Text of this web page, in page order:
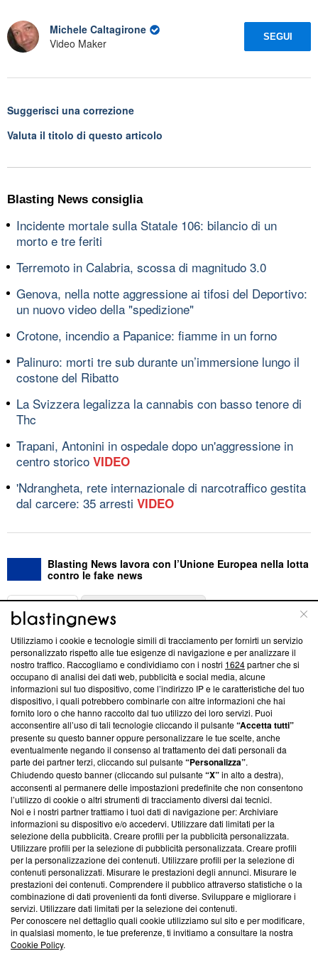
Michele Caltagirone
Video Maker
SEGUI
Suggerisci una correzione
Valuta il titolo di questo articolo
Blasting News consiglia
Incidente mortale sulla Statale 106: bilancio di un
morto e tre feriti
Terremoto in Calabria, scossa di magnitudo 3.0
Genova, nella notte aggressione ai tifosi del Deportivo:
un nuovo video della "spedizione"
Crotone, incendio a Papanice: fiamme in un forno
Palinuro: morti tre sub durante un’immersione lungo il
costone del Ribatto
La Svizzera legalizza la cannabis con basso tenore di
Thc
Trapani, Antonini in ospedale dopo un'aggressione in
centro storico VIDEO
'Ndrangheta, rete internazionale di narcotraffico gestita
dal carcere: 35 arresti VIDEO
Blasting News lavora con l’Unione Europea nella lotta
contro le fake news
ABOUT
Questa sezione offre informazioni trasparenti su Blasting
News, sui nostri processi editoriali e su come ci impegniamo a
creare news di qualità. Inoltre, afferma la nostra aderenza a
‘Trust Project - News with Integrity’Blasting News non è
ancora membro del programma, ma ha richiesto di farne
parte; Trust Project non ha ancora effettuato una verifica di
conformità agli standard.
Su di noi
Team editoriale
Corporate
Redazione
Informativa Privacy
Cookie Policy
Blasting SA, IDI CHE-247.845.224, Via Carlo Frasca, 3 - 6900
Lugano (Svizzera) Tel:+39 0690258937
Utilizziamo i cookie e tecnologie simili di tracciamento per fornirti un servizio
personalizzato rispetto alle tue esigenze di navigazione e per analizzare il
nostro traffico. Raccogliamo e condividiamo con i nostri 1624partner che si
occupano di analisi dei dati web, pubblicità e social media, alcune
informazioni sul tuo dispositivo, come l’indirizzo IP e le caratteristiche del tuo
dispositivo, i quali potrebbero combinarle con altre informazioni che hai
fornito loro o che hanno raccolto dal tuo utilizzo dei loro servizi. Puoi
acconsentire all’uso di tali tecnologie cliccando il pulsante“Accetta tutti”
presente su questo banner oppure personalizzare le tue scelte, anche
eventualmente negando il consenso al trattamento dei dati personali da
parte dei partner terzi, cliccando sul pulsante“Personalizza”.
Chiudendo questo banner (cliccando sul pulsante“X”in alto a destra),
acconsenti al permanere delle impostazioni predefinite che non consentono
l’utilizzo di cookie o altri strumenti di tracciamento diversi dai tecnici.
Noi e i nostri partner trattiamo i tuoi dati di navigazione per: Archiviare
informazioni su dispositivo e/o accedervi. Utilizzare dati limitati per la
selezione della pubblicità. Creare profili per la pubblicità personalizzata.
Utilizzare profili per la selezione di pubblicità personalizzata. Creare profili
per la personalizzazione dei contenuti. Utilizzare profili per la selezione di
contenuti personalizzati. Misurare le prestazioni degli annunci. Misurare le
prestazioni dei contenuti. Comprendere il pubblico attraverso statistiche o la
combinazione di dati provenienti da fonti diverse. Sviluppare e migliorare i
servizi. Utilizzare dati limitati per la selezione dei contenuti.
Per conoscere nel dettaglio quali cookie utilizziamo sul sito e per modificare,
in qualsiasi momento, le tue preferenze, ti invitiamo a consultare la nostra
Cookie Policy.